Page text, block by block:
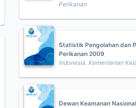
Perikanan
Statistik Pengolahan dan
Perikanan 2009
Indonesia. Kementerian
Dewan Keamanan